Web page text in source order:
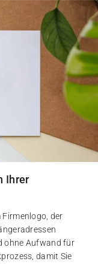
Ihrer
der
ohne Aufwand für
damit Sie